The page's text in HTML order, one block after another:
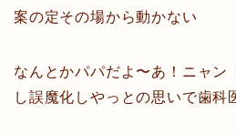
案の定その場から動かない
なんとかパパだよ〜あ！ニャン
し誤魔化しやっとの思いで歯科